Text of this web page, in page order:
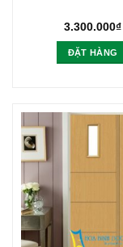
3.300.000₫
ĐẶT HÀNG